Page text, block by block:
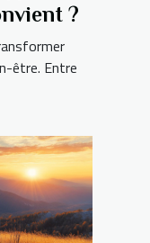
?
être. Entre